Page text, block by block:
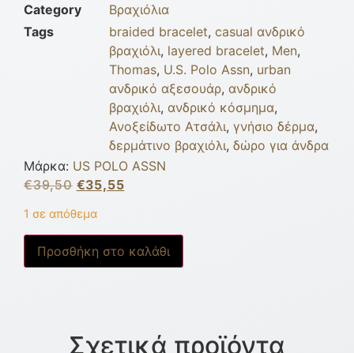
Category
Βραχιόλια
Tags
braided bracelet, casual ανδρικό
βραχιόλι, layered bracelet, Men,
Thomas, U.S. Polo Assn, urban
ανδρικό αξεσουάρ, ανδρικό
βραχιόλι, ανδρικό κόσμημα,
Ανοξείδωτο Ατσάλι, γνήσιο δέρμα,
δερμάτινο βραχιόλι, δώρο για άνδρα
Μάρκα: US POLO ASSN
€39,50 €35,55
1 σε απόθεμα
Προσθήκη στο καλάθι
Σχετικά προϊόντα